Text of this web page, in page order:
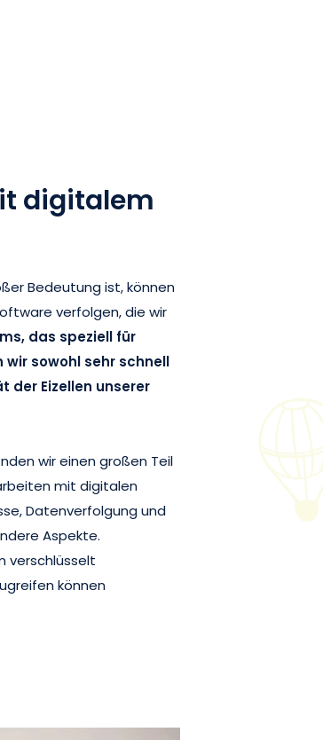
digitalem
Bedeutung ist, können
verfolgen, die wir
das speziell für
sowohl sehr schnell
der Eizellen unserer
wir einen großen Teil
mit digitalen
Datenverfolgung und
Aspekte.
verschlüsselt
können